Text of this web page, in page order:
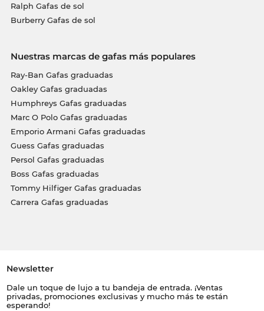
Ralph Gafas de sol
Burberry Gafas de sol
Nuestras marcas de gafas más populares
Ray-Ban Gafas graduadas
Oakley Gafas graduadas
Humphreys Gafas graduadas
Marc O Polo Gafas graduadas
Emporio Armani Gafas graduadas
Guess Gafas graduadas
Persol Gafas graduadas
Boss Gafas graduadas
Tommy Hilfiger Gafas graduadas
Carrera Gafas graduadas
Newsletter
Dale un toque de lujo a tu bandeja de entrada. ¡Ventas
privadas, promociones exclusivas y mucho más te están
esperando!